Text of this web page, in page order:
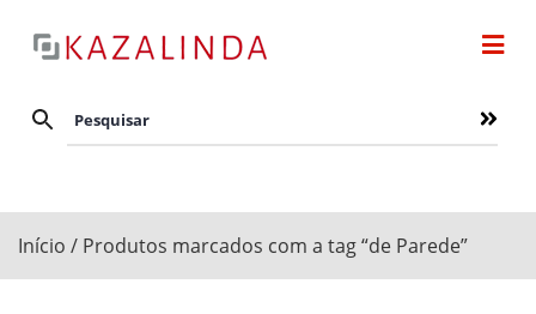
Início / Produtos marcados com a tag “de Parede”